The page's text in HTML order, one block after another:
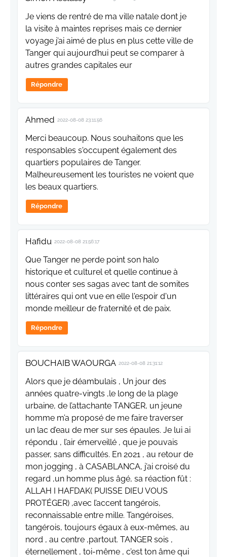
Je viens de rentré de ma ville natale dont je
la visite à maintes reprises mais ce dernier
voyage j’ai aimé de plus en plus cette ville de
Tanger qui aujourd’hui peut se comparer à
autres grandes capitales eur
Répondre
Ahmed 2022-08-08 23:11:56
Merci beaucoup. Nous souhaitons que les
responsables s'occupent également des
quartiers populaires de Tanger.
Malheureusement les touristes ne voient que
les beaux quartiers.
Répondre
Hafidu 2022-08-08 21:56:17
Que Tanger ne perde point son halo
historique et culturel et quelle continue à
nous conter ses sagas avec tant de somites
littéraires qui ont vue en elle l'espoir d'un
monde meilleur de fraternité et de paix.
Répondre
BOUCHAIB WAOURGA 2022-08-08 21:31:12
Alors que je déambulais , Un jour des
années quatre-vingts ,le long de la plage
urbaine, de l’attachante TANGER, un jeune
homme m’a proposé de me faire traverser
un lac d’eau de mer sur ses épaules. Je lui ai
répondu , l’air émerveillé , que je pouvais
passer, sans difficultés. En 2021 , au retour de
mon jogging , à CASABLANCA, j’ai croisé du
regard ,un homme plus âgé, sa réaction fût :
ALLAH I HAFDAK( PUISSE DIEU VOUS
PROTÉGER) ,avec l’accent tangérois,
reconnaissable entre mille. Tangéroises,
tangérois, toujours égaux à eux-mêmes, au
nord , au centre ,partout. TANGER sois ,
éternellement , toi-même , c’est ton âme qui